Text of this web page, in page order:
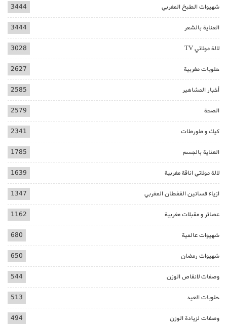
شهيوات الطبخ المغربي 3444
العناية بالشعر 3444
لالة مولاتي TV 3028
حلويات مغربية 2627
أخبار المشاهير 2585
الصحة 2579
كيك و طورطات 2341
العناية بالجسم 1785
لالة مولاتي اناقة مغربية 1639
ازياء فساتين القفطان المغربي 1347
عصائر و مقبلات مغربية 1162
شهيوات عالمية 680
شهيوات رمضان 650
وصفات لانقاص الوزن 544
حلويات العيد 513
وصفات لزيادة الوزن 494